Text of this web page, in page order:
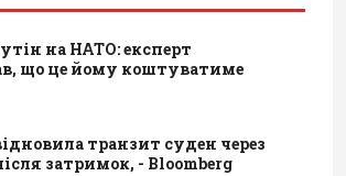
на НАТО: експерт
що це йому коштуватиме
транзит суден через
затримок, - Bloomberg